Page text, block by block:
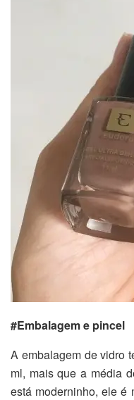
#Embalagem e pincel
A embalagem de vidro
ml, mais que a média
está moderninho, ele é